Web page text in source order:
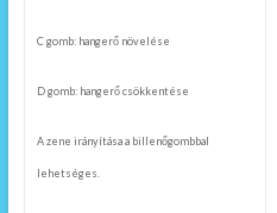
C gomb: hangerő növelése
D gomb: hangerő csökkentése
A zene irányítása a billenőgombbal
lehetséges.